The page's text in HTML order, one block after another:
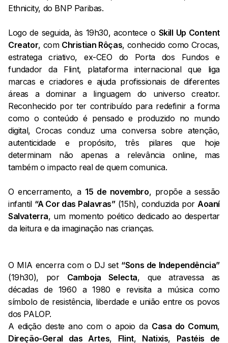
Ethnicity, do BNP Paribas.
Logo de seguida, às 19h30, acontece o Skill Up Content
Creator, com Christian Rôças, conhecido como Crocas,
estratega criativo, ex-CEO do Porta dos Fundos e
fundador da Flint, plataforma internacional que liga
marcas e criadores e ajuda profissionais de diferentes
áreas a dominar a linguagem do universo creator.
Reconhecido por ter contribuído para redefinir a forma
como o conteúdo é pensado e produzido no mundo
digital, Crocas conduz uma conversa sobre atenção,
autenticidade e propósito, três pilares que hoje
determinam não apenas a relevância online, mas
também o impacto real de quem comunica.
O encerramento, a 15 de novembro, propõe a sessão
infantil “A Cor das Palavras”(15h), conduzida porAoaní
Salvaterra, um momento poético dedicado ao despertar
da leitura e da imaginação nas crianças.
O MIA encerra com o DJ set “Sons de Independência”
(19h30), por Camboja Selecta, que atravessa as
décadas de 1960 a 1980 e revisita a música como
símbolo de resistência, liberdade e união entre os povos
dos PALOP.
A edição deste ano com o apoio da Casa do Comum,
Direção-Geral das Artes, Flint, Natixis, Pastéis de